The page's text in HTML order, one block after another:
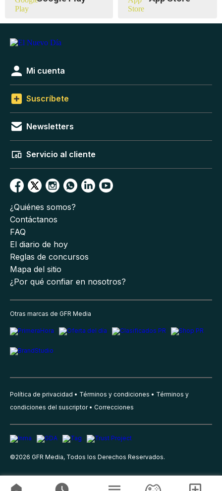
Mi cuenta
Suscríbete
Newsletters
Servicio al cliente
¿Quiénes somos?
Contáctanos
FAQ
El diario de hoy
Reglas de concursos
Mapa del sitio
¿Por qué confiar en nosotros?
Otras marcas de GFR Media
Política de privacidad Términos y condiciones
Términos y
condiciones del suscriptor
Correcciones
©2026 GFR Media, Todos los Derechos Reservados.